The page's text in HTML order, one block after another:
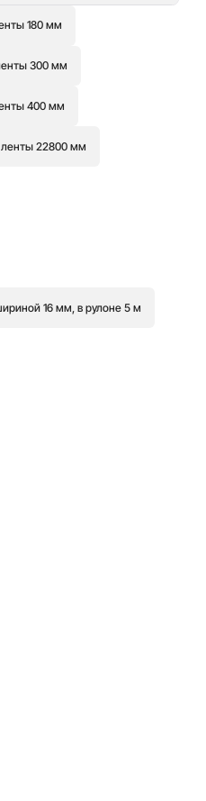
180 мм
300 мм
400 мм
ленты 22800 мм
16 мм, в рулоне 5 м